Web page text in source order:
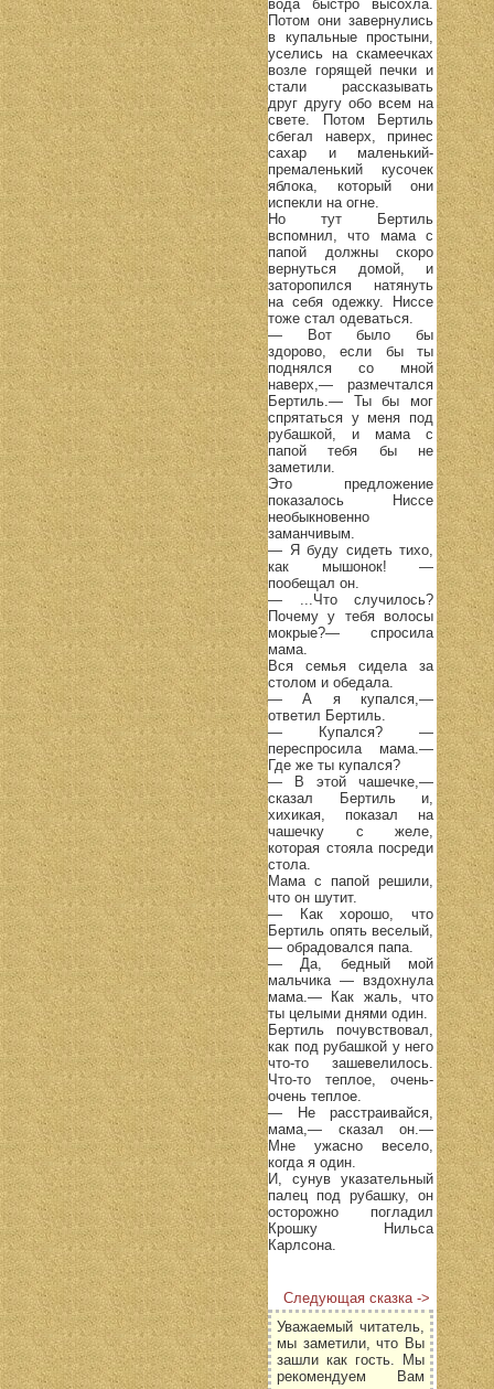
вода быстро высохла.
Потом они завернулись
в купальные простыни,
уселись на скамеечках
возле горящей печки и
стали рассказывать
друг другу обо всем на
свете. Потом Бертиль
сбегал наверх, принес
сахар и маленький-
премаленький кусочек
яблока, который они
испекли на огне.
Но тут Бертиль
вспомнил, что мама с
папой должны скоро
вернуться домой, и
заторопился натянуть
на себя одежку. Ниссе
тоже стал одеваться.
— Вот было бы
здорово, если бы ты
поднялся со мной
наверх,— размечтался
Бертиль.— Ты бы мог
спрятаться у меня под
рубашкой, и мама с
папой тебя бы не
заметили.
Это предложение
показалось Ниссе
необыкновенно
заманчивым.
— Я буду сидеть тихо,
как мышонок! —
пообещал он.
— ...Что случилось?
Почему у тебя волосы
мокрые?— спросила
мама.
Вся семья сидела за
столом и обедала.
— А я купался,—
ответил Бертиль.
— Купался? —
переспросила мама.—
Где же ты купался?
— В этой чашечке,—
сказал Бертиль и,
хихикая, показал на
чашечку с желе,
которая стояла посреди
стола.
Мама с папой решили,
что он шутит.
— Как хорошо, что
Бертиль опять веселый,
— обрадовался папа.
— Да, бедный мой
мальчика — вздохнула
мама.— Как жаль, что
ты целыми днями один.
Бертиль почувствовал,
как под рубашкой у него
что-то зашевелилось.
Что-то теплое, очень-
очень теплое.
— Не расстраивайся,
мама,— сказал он.—
Мне ужасно весело,
когда я один.
И, сунув указательный
палец под рубашку, он
осторожно погладил
Крошку Нильса
Карлсона.
Следующая сказка ->
Уважаемый читатель,
мы заметили, что Вы
зашли как гость. Мы
рекомендуем Вам